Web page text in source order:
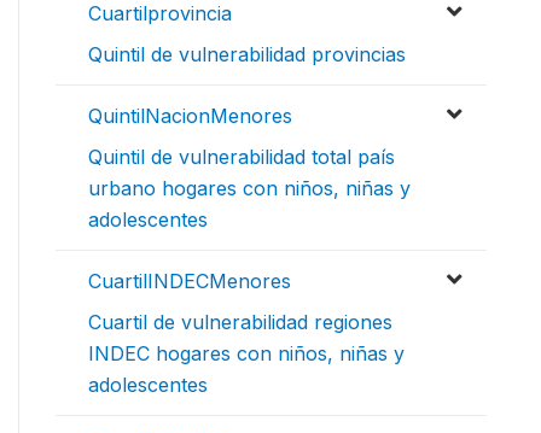
Cuartilprovincia
Quintil de vulnerabilidad provincias
QuintilNacionMenores
Quintil de vulnerabilidad total país
urbano hogares con niños, niñas y
adolescentes
CuartilINDECMenores
Cuartil de vulnerabilidad regiones
INDEC hogares con niños, niñas y
adolescentes